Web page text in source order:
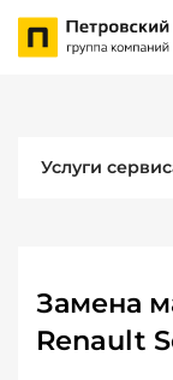
Услуги
Замена
Renault